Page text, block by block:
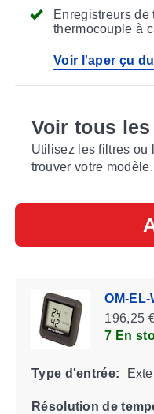
thermistances
Enregistreurs de
thermocouple à
Voir l'aper çu
Voir tous
Utilisez les filtres ou
trouver votre modèle.
OM-EL-
196,25
7 En
Type d'entrée:
Résolution de